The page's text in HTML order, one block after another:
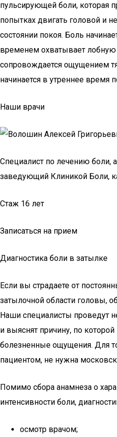
пульсирующей боли, которая
попытках двигать головой и
состоянии покоя. Боль
временем охватывает лобную
сопровождается ощущением
начинается в утреннее время
Наши врачи
Специалист по лечению боли,
заведующий Клиникой Боли,
Стаж 16 лет
Записаться на прием
Диагностика боли в затылке
Если вы страдаете от
затылочной области головы,
Наши специалисты проведут
и выяснят причину, по
болезненные ощущения. Для
пациентом, не нужна
Помимо сбора анамнеза о
интенсивности боли,
осмотр врачом;